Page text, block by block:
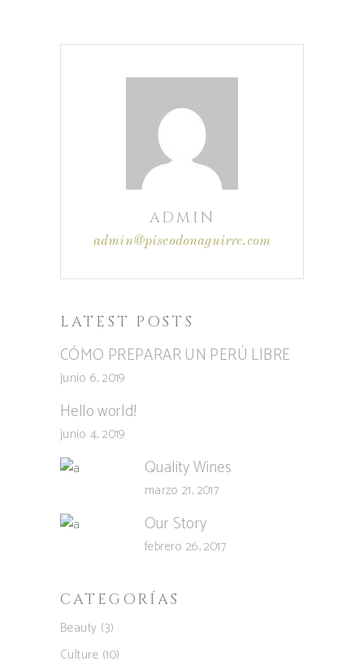
ADMIN
admin@piscodonaguirre.com
LATEST POSTS
CÓMO PREPARAR UN PERÚ LIBRE
junio 6, 2019
Hello world!
junio 4, 2019
Quality Wines
marzo 21, 2017
Our Story
febrero 26, 2017
CATEGORÍAS
Beauty (3)
Culture (10)